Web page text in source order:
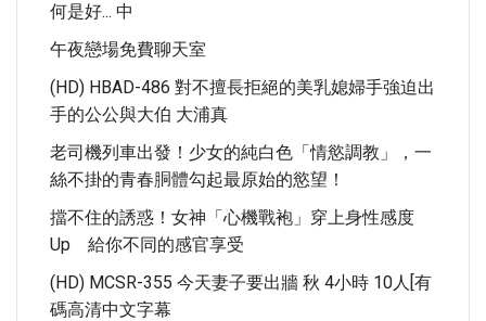
何是好... 中
午夜戀場免費聊天室
(HD) HBAD-486 對不擅長拒絕的美乳媳婦手強迫出
手的公公與大伯 大浦真
老司機列車出發！少女的純白色「情慾調教」，一
絲不掛的青春胴體勾起最原始的慾望！
擋不住的誘惑！女神「心機戰袍」穿上身性感度
Up 給你不同的感官享受
(HD) MCSR-355 今天妻子要出牆 秋 4小時 10人[有
碼高清中文字幕